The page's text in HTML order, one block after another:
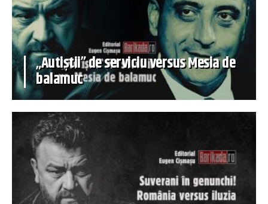
„Autiștii” de serviciu versus Mesia de
balamuc